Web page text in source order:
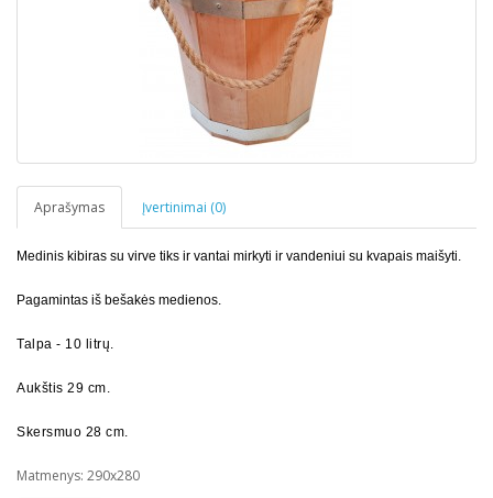
Aprašymas Įvertinimai (0)
Medinis kibiras su virve tiks ir vantai mirkyti ir vandeniui su kvapais maišyti.
Pagamintas iš bešakės medienos.
Talpa - 10 litrų.
Aukštis 29 cm.
Skersmuo 28 cm.
Matmenys: 290x280